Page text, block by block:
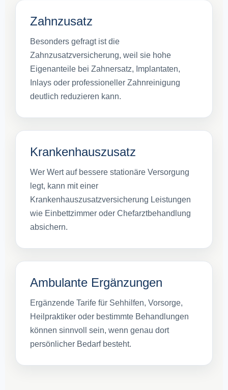
Zahnzusatz
Besonders gefragt ist die
Zahnzusatzversicherung, weil sie hohe
Eigenanteile bei Zahnersatz, Implantaten,
Inlays oder professioneller Zahnreinigung
deutlich reduzieren kann.
Krankenhauszusatz
Wer Wert auf bessere stationäre Versorgung
legt, kann mit einer
Krankenhauszusatzversicherung Leistungen
wie Einbettzimmer oder Chefarztbehandlung
absichern.
Ambulante Ergänzungen
Ergänzende Tarife für Sehhilfen, Vorsorge,
Heilpraktiker oder bestimmte Behandlungen
können sinnvoll sein, wenn genau dort
persönlicher Bedarf besteht.